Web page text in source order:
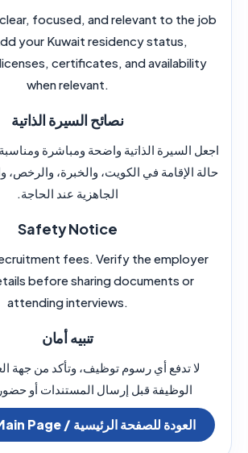
focused, and relevant to the job
your Kuwait residency status,
certificates, and availability
when relevant.
نصائح السيرة الذاتية
اجعل السيرة الذاتية واضحة ومباشرة
حالة الإقامة في الكويت، والخبرة، والرخص،
الجاهزية عند الحاجة.
Safety Notice
fees. Verify the employer
before sharing documents or
attending interviews.
تنبيه أمان
لا تدفع أي رسوم توظيف، وتأكد من جهة
الوظيفة قبل إرسال المستندات أو
Back to Main Page / العودة للصفحة الرئيسية